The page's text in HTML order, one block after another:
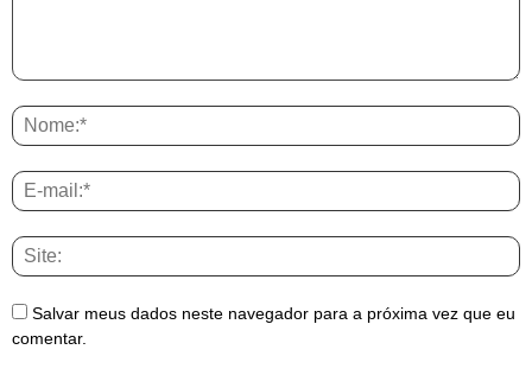
Salvar meus dados neste navegador para a próxima vez que eu
comentar.